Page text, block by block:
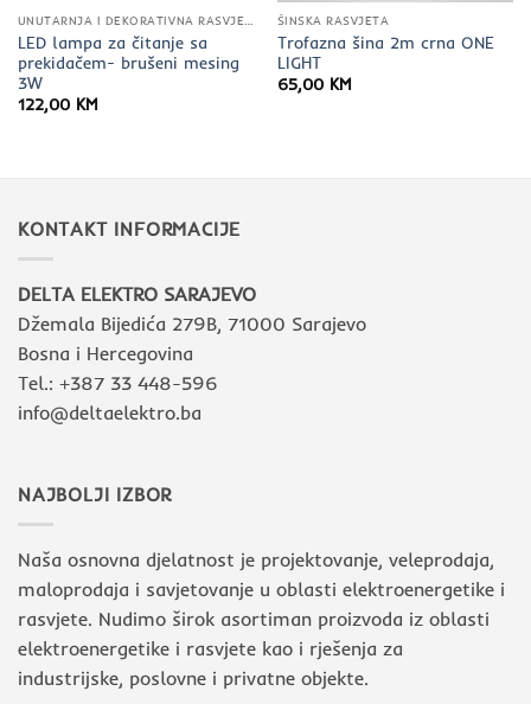
UNUTARNJA I DEKORATIVNA RASVJETA
LED lampa za čitanje sa
prekidačem- brušeni mesing
3W
122,00 KM
ŠINSKA RASVJETA
Trofazna šina 2m crna ONE
LIGHT
65,00 KM
KONTAKT INFORMACIJE
DELTA ELEKTRO SARAJEVO
Džemala Bijedića 279B, 71000 Sarajevo
Bosna i Hercegovina
Tel.: +387 33 448-596
info@deltaelektro.ba
NAJBOLJI IZBOR
Naša osnovna djelatnost je projektovanje, veleprodaja,
maloprodaja i savjetovanje u oblasti elektroenergetike i
rasvjete. Nudimo širok asortiman proizvoda iz oblasti
elektroenergetike i rasvjete kao i rješenja za
industrijske, poslovne i privatne objekte.